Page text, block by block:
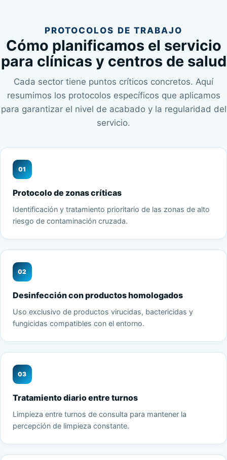
PROTOCOLOS DE TRABAJO
Cómo planificamos el servicio
para clínicas y centros de salud
Cada sector tiene puntos críticos concretos. Aquí
resumimos los protocolos específicos que aplicamos
para garantizar el nivel de acabado y la regularidad del
servicio.
01
Protocolo de zonas críticas
Identificación y tratamiento prioritario de las zonas de alto
riesgo de contaminación cruzada.
02
Desinfección con productos homologados
Uso exclusivo de productos virucidas, bactericidas y
fungicidas compatibles con el entorno.
03
Tratamiento diario entre turnos
Limpieza entre turnos de consulta para mantener la
percepción de limpieza constante.